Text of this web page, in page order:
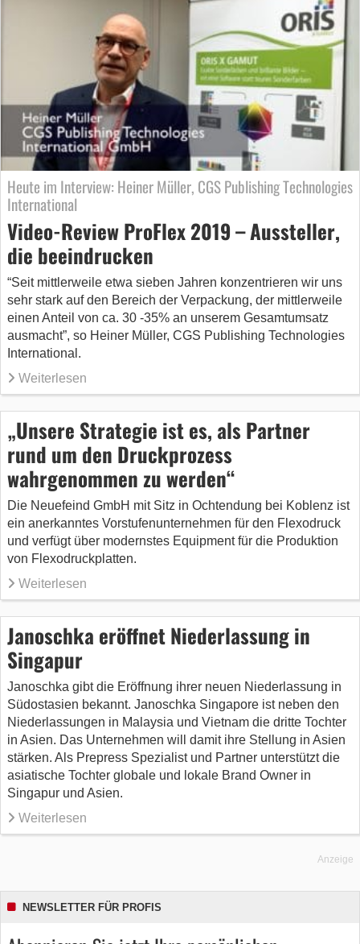
Heute im Interview: Heiner Müller, CGS Publishing Technologies
International
Video-Review ProFlex 2019 – Aussteller,
die beeindrucken
“Seit mittlerweile etwa sieben Jahren konzentrieren wir uns
sehr stark auf den Bereich der Verpackung, der mittlerweile
einen Anteil von ca. 30 -35% an unserem Gesamtumsatz
ausmacht”, so Heiner Müller, CGS Publishing Technologies
International.
Weiterlesen
„Unsere Strategie ist es, als Partner
rund um den Druckprozess
wahrgenommen zu werden“
Die Neuefeind GmbH mit Sitz in Ochtendung bei Koblenz ist
ein anerkanntes Vorstufenunternehmen für den Flexodruck
und verfügt über modernstes Equipment für die Produktion
von Flexodruckplatten.
Weiterlesen
Janoschka eröffnet Niederlassung in
Singapur
Janoschka gibt die Eröffnung ihrer neuen Niederlassung in
Südostasien bekannt. Janoschka Singapore ist neben den
Niederlassungen in Malaysia und Vietnam die dritte Tochter
in Asien. Das Unternehmen will damit ihre Stellung in Asien
stärken. Als Prepress Spezialist und Partner unterstützt die
asiatische Tochter globale und lokale Brand Owner in
Singapur und Asien.
Weiterlesen
Anzeige
NEWSLETTER FÜR PROFIS